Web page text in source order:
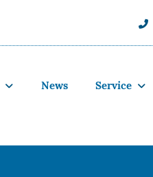
News Service